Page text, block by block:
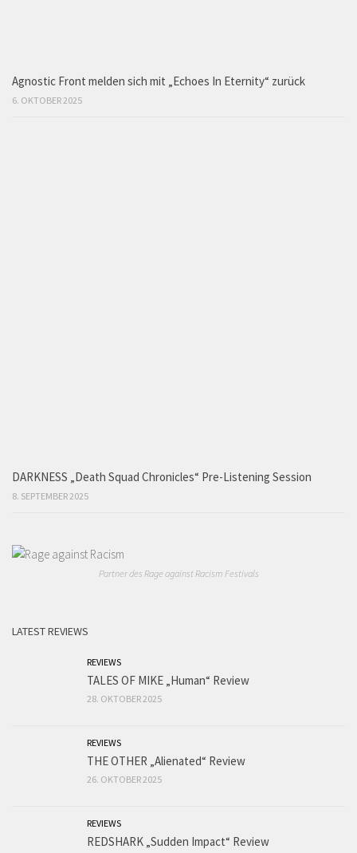
Agnostic Front melden sich mit „Echoes In Eternity“ zurück
6. OKTOBER 2025
DARKNESS „Death Squad Chronicles“ Pre-Listening Session
8. SEPTEMBER 2025
Partner des Rage against Racism Festivals
LATEST REVIEWS
REVIEWS
TALES OF MIKE „Human“ Review
28. OKTOBER 2025
REVIEWS
THE OTHER „Alienated“ Review
26. OKTOBER 2025
REVIEWS
REDSHARK „Sudden Impact“ Review